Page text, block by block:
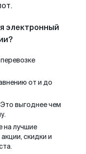
электронный
от и до
выгоднее чем
на лучшие
скидки и